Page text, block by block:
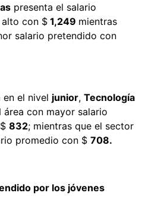
presenta el salario
con $ 1,249 mientras
salario pretendido con
en el nivel junior, Tecnología
área con mayor salario
832; mientras que el sector
promedio con $ 708.
por los jóvenes